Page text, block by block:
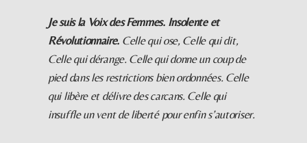
Je suis la Voix des Femmes. Insolente et
Révolutionnaire. Celle qui ose, Celle qui dit,
Celle qui dérange. Celle qui donne un coup de
pied dans les restrictions bien ordonnées. Celle
qui libère et délivre des carcans. Celle qui
insuffle un vent de liberté pour enfin s’autoriser.